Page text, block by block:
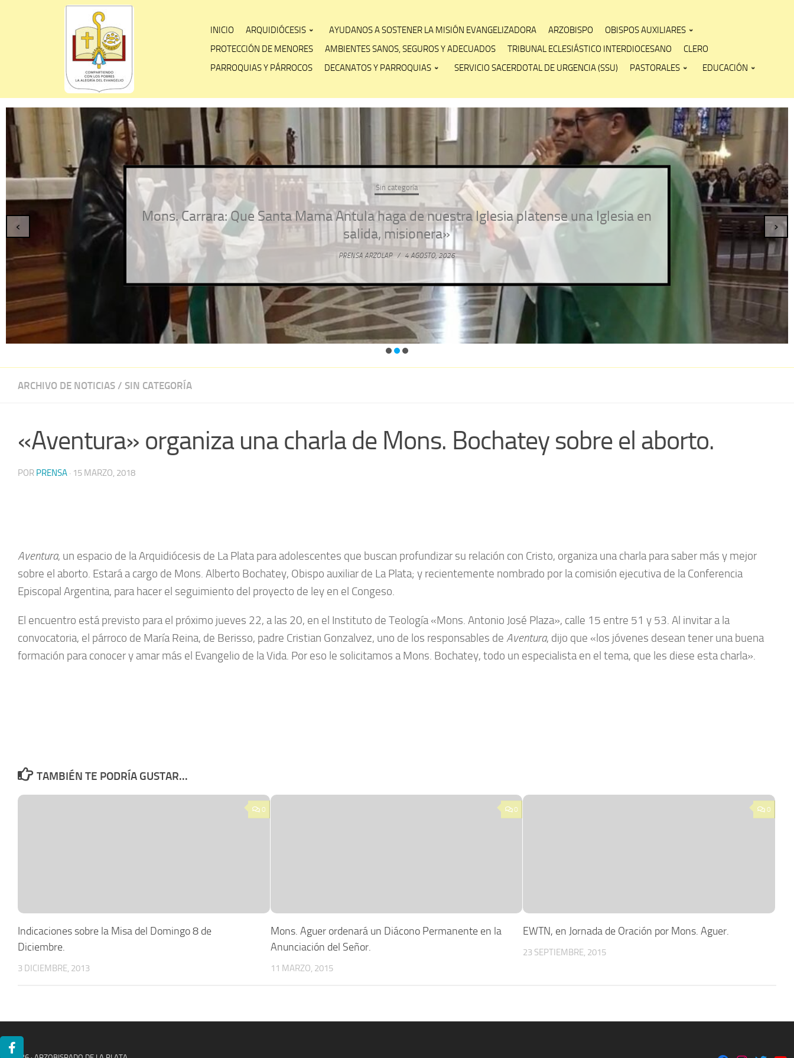
INICIO ARQUIDIÓCESIS AYUDANOS A SOSTENER LA MISIÓN EVANGELIZADORA ARZOBISPO
OBISPOS AUXILIARES
PROTECCIÓN DE MENORES
AMBIENTES SANOS, SEGUROS Y ADECUADOS TRIBUNAL ECLESIÁSTICO INTERDIOCESANO
CLERO
PARROQUIAS Y PÁRROCOS
DECANATOS Y PARROQUIAS SERVICIO SACERDOTAL DE URGENCIA (SSU) PASTORALES EDUCACIÓN
Sin categoría
Mons. Carrara: Que Santa Mama Antula haga de nuestra Iglesia platense una Iglesia en
salida, misionera»
PRENSA ARZOLAP / 4 AGOSTO, 2026
‹ ›
ARCHIVO DE NOTICIAS / SIN CATEGORÍA
«Aventura» organiza una charla de Mons. Bochatey sobre el aborto.
POR PRENSA · 15 MARZO, 2018
Aventura, un espacio de la Arquidiócesis de La Plata para adolescentes que buscan profundizar su relación con Cristo, organiza una charla para saber más y mejor
sobre el aborto. Estará a cargo de Mons. Alberto Bochatey, Obispo auxiliar de La Plata; y recientemente nombrado por la comisión ejecutiva de la Conferencia
Episcopal Argentina, para hacer el seguimiento del proyecto de ley en el Congeso.
El encuentro está previsto para el próximo jueves 22, a las 20, en el Instituto de Teología «Mons. Antonio José Plaza», calle 15 entre 51 y 53. Al invitar a la
convocatoria, el párroco de María Reina, de Berisso, padre Cristian Gonzalvez, uno de los responsables de Aventura, dijo que «los jóvenes desean tener una buena
formación para conocer y amar más el Evangelio de la Vida. Por eso le solicitamos a Mons. Bochatey, todo un especialista en el tema, que les diese esta charla».
TAMBIÉN TE PODRÍA GUSTAR...
0
Indicaciones sobre la Misa del Domingo 8 de
Diciembre.
3 DICIEMBRE, 2013
0
Mons. Aguer ordenará un Diácono Permanente en la
Anunciación del Señor.
11 MARZO, 2015
0
EWTN, en Jornada de Oración por Mons. Aguer.
23 SEPTIEMBRE, 2015